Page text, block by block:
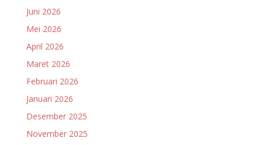
Juni 2026
Mei 2026
April 2026
Maret 2026
Februari 2026
Januari 2026
Desember 2025
November 2025